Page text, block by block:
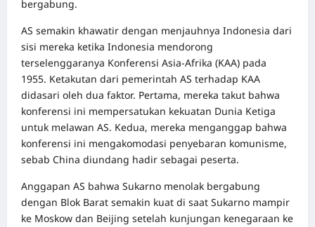
bergabung.
AS semakin khawatir dengan menjauhnya Indonesia dari
sisi mereka ketika Indonesia mendorong
terselenggaranya Konferensi Asia-Afrika (KAA) pada
1955. Ketakutan dari pemerintah AS terhadap KAA
didasari oleh dua faktor. Pertama, mereka takut bahwa
konferensi ini mempersatukan kekuatan Dunia Ketiga
untuk melawan AS. Kedua, mereka menganggap bahwa
konferensi ini mengakomodasi penyebaran komunisme,
sebab China diundang hadir sebagai peserta.
Anggapan AS bahwa Sukarno menolak bergabung
dengan Blok Barat semakin kuat di saat Sukarno mampir
ke Moskow dan Beijing setelah kunjungan kenegaraan ke